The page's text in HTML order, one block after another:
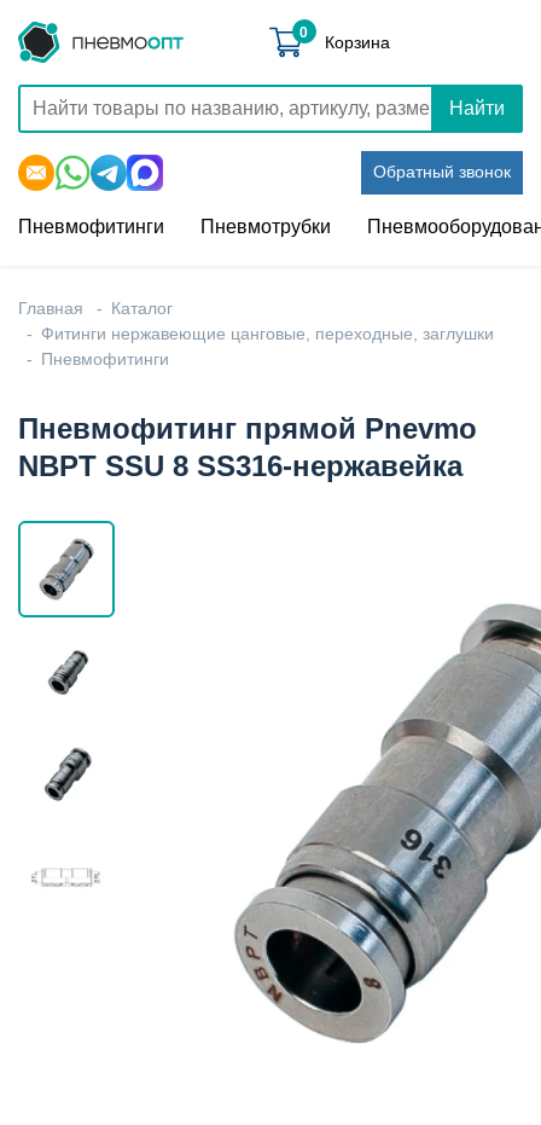
Найти
Обратный звонок
0 Корзина
Пневмофитинги Пневмотрубки
Главная
Каталог
Фитинги нержавеющие цанговые, переходные, заглушки
Пневмофитинги
Пневмофитинг прямой Pnevmo
NBPT SSU 8 SS316-нержавейка